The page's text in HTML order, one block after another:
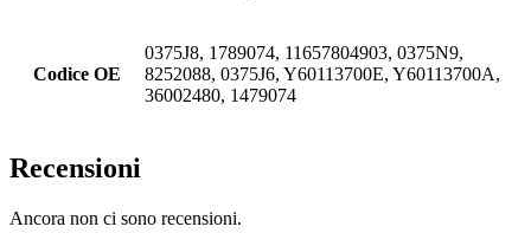
Codice OE
0375J8, 1789074, 11657804903, 0375N9,
8252088, 0375J6, Y60113700E, Y60113700A,
36002480, 1479074
Recensioni
Ancora non ci sono recensioni.